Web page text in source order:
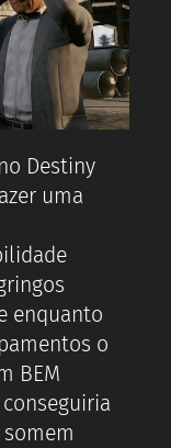
Destiny
uma
enquanto
o
BEM